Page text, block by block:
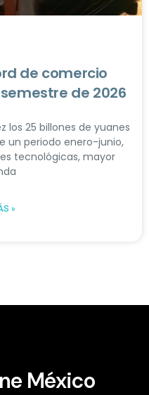
de comercio
de 2026
los 25 billones de yuanes
un periodo enero-junio,
tecnológicas, mayor
»
México